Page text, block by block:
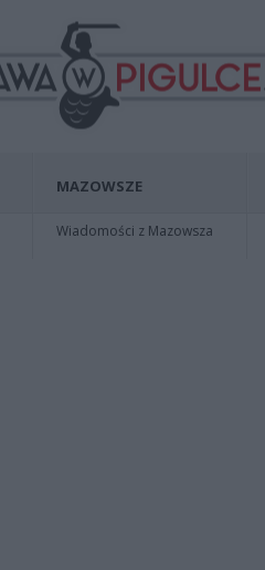
MAZOWSZE
Wiadomości z Mazowsza